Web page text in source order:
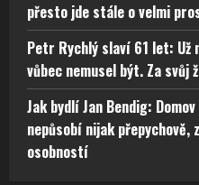
přesto jde stále o velmi
Petr Rychlý slaví 61 let: Už
vůbec nemusel být. Za svůj
Jak bydlí Jan Bendig:
nepůsobí nijak přepychově,
osobností